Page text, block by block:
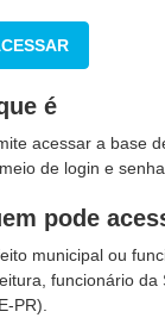
é
acessar a base
de login e senha.
pode
municipal ou
funcionário da
PR).